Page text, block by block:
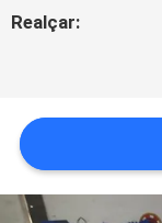
PEÇA
UMAS
CITAÇÕES
Realçar: